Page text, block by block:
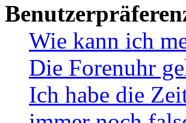
Wie kann ich
Die Forenuhr
Ich habe die